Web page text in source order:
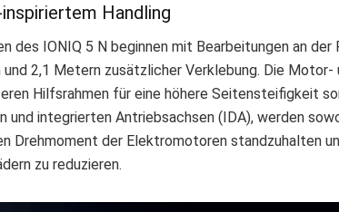
Handling
des IONIQ 5 N beginnen mit Bearbeitungen an
2,1 Metern zusätzlicher Verklebung. Die
Hilfsrahmen für eine höhere Seitensteifigkeit
integrierten Antriebsachsen (IDA), werden
Drehmoment der Elektromotoren standzuhalten
zu reduzieren.